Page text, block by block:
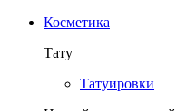
Косметика
Тату
Татуировки